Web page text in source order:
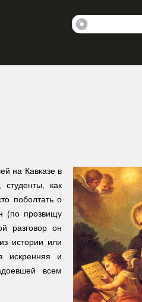
на Кавказе в
как
поболтать о
(по прозвищу
разговор он
истории или
искренняя и
всем